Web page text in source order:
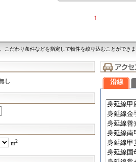
1
こだわり条件などを指定して物件を絞り込むことができ
し
m2
沿線